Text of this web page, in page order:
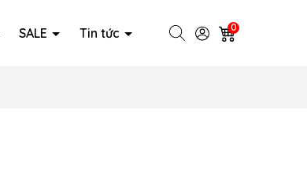
SALE Tin tức 0